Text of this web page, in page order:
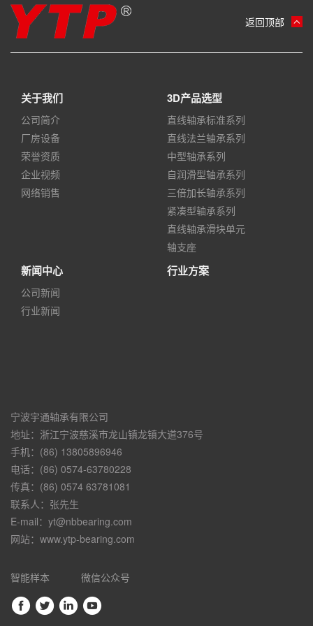
返回顶部
关于我们
公司简介
厂房设备
荣誉资质
企业视频
网络销售
3D产品选型
直线轴承标准系列
直线法兰轴承系列
中型轴承系列
自润滑型轴承系列
三倍加长轴承系列
紧凑型轴承系列
直线轴承滑块单元
轴支座
新闻中心
公司新闻
行业新闻
行业方案
宁波宇通轴承有限公司
地址：浙江宁波慈溪市龙山镇龙镇大道376号
手机：(86) 13805896946
电话：(86) 0574-63780228
传真：(86) 0574 63781081
联系人：张先生
E-mail：yt@nbbearing.com
网站：www.ytp-bearing.com
智能样本 微信公众号